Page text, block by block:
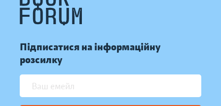
Підписатися на інформаційну
розсилку